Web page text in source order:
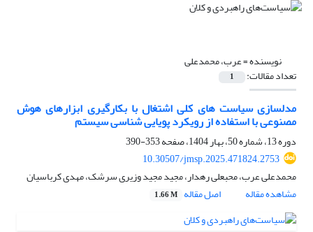
نویسنده =عرب، محمدعلی
تعداد مقالات: 1
مدلسازی سیاست های کلی اشتغال با بکارگیری ابزارهای هوش
مصنوعی با استفاده از رویکرد پویایی شناسی سیستم
دوره 13، شماره 50، بهار 1404، صفحه
353-390
10.30507/jmsp.2025.471824.2753
محمدعلی عرب، محبعلی رهدار، مجید مجید وزیری سرشک، مهدی کرباسیان
مشاهده مقاله
اصل مقاله 1.66 M